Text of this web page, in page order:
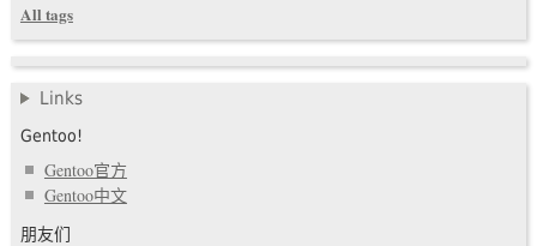
All tags
Links
Gentoo!
Gentoo官方
Gentoo中文
朋友们